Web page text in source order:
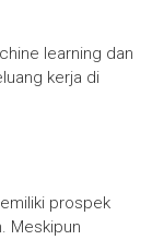
learning dan
kerja di
prospek
Meskipun